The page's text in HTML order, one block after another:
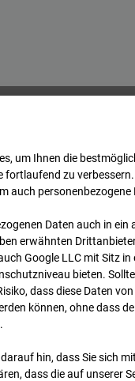
2026 07
um Ihnen die
fortlaufend zu
auch personenbezogene
Daten auch in
erwähnten
Google LLC mit Sitz in
bieten.
dass diese Daten
können, ohne dass
hin, dass Sie sich
dass die auf unserer